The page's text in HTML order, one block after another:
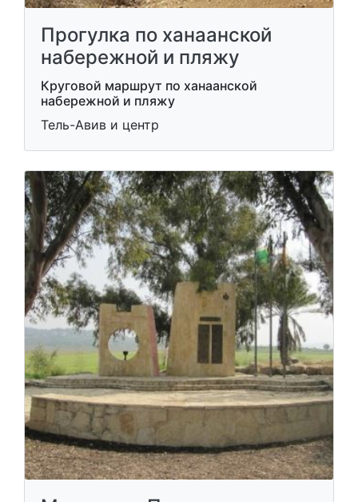
Прогулка по ханаанской
набережной и пляжу
Круговой маршрут по ханаанской
набережной и пляжу
Тель-Авив и центр